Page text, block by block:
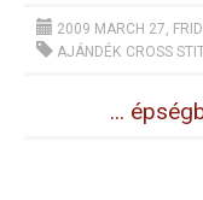
2009 MARCH 27,
AJÁNDÉK CROSS
...